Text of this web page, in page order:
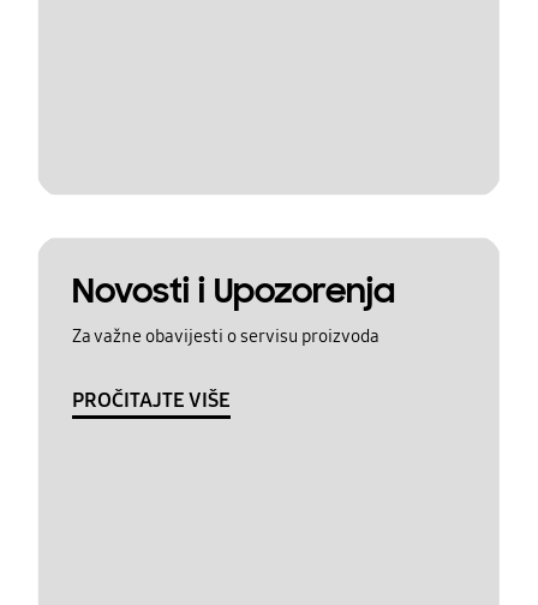
Novosti i Upozorenja
Za važne obavijesti o servisu proizvoda
PROČITAJTE VIŠE